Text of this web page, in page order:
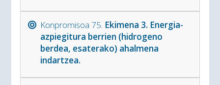
Konpromisoa 75. Ekimena 3. Energia-
azpiegitura berrien (hidrogeno
berdea, esaterako) ahalmena
indartzea.